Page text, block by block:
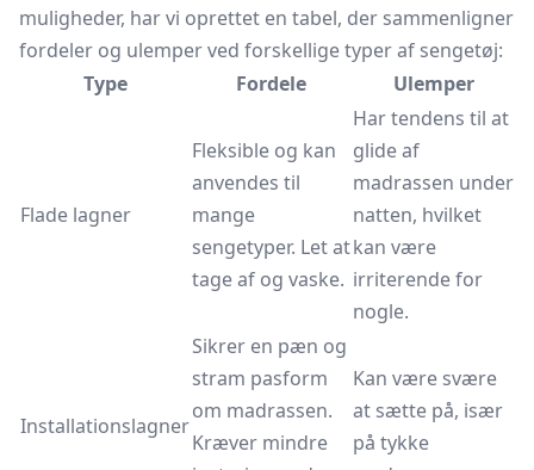
muligheder, har vi oprettet en tabel, der sammenligner
fordeler og ulemper ved forskellige typer af sengetøj:
Type
Fordele Ulemper
Flade lagner
Fleksible og kan
anvendes til
mange
sengetyper. Let at
tage af og vaske.
Har tendens til at
glide af
madrassen under
natten, hvilket
kan være
irriterende for
nogle.
Installationslagner
Sikrer en pæn og
stram pasform
om madrassen.
Kræver mindre
Kan være svære
at sætte på, især
på tykke